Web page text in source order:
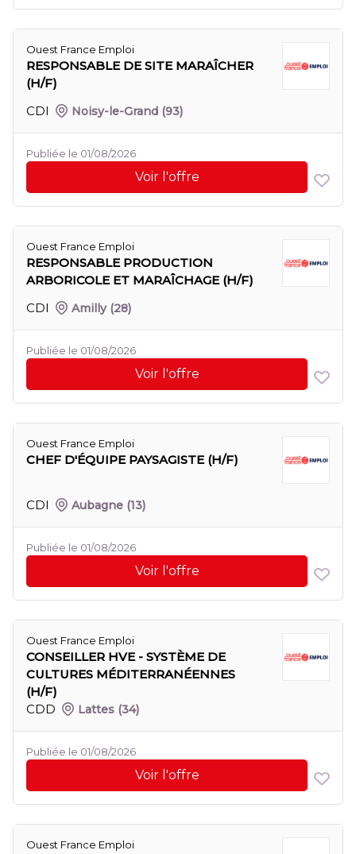
Ouest France Emploi
RESPONSABLE DE SITE MARAÎCHER
(H/F)
CDI
Noisy-le-Grand (93)
Publiée le 01/08/2026
Voir l'offre
Ouest France Emploi
RESPONSABLE PRODUCTION
ARBORICOLE ET MARAÎCHAGE (H/F)
CDI
Amilly (28)
Publiée le 01/08/2026
Voir l'offre
Ouest France Emploi
CHEF D'ÉQUIPE PAYSAGISTE (H/F)
CDI Aubagne (13)
Publiée le 01/08/2026
Voir l'offre
Ouest France Emploi
CONSEILLER HVE - SYSTÈME DE
CULTURES MÉDITERRANÉENNES
(H/F)
CDD
Lattes (34)
Publiée le 01/08/2026
Voir l'offre
Ouest France Emploi